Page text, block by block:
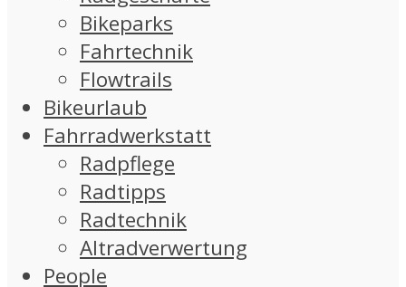
Bikeparks
Fahrtechnik
Flowtrails
Bikeurlaub
Fahrradwerkstatt
Radpflege
Radtipps
Radtechnik
Altradverwertung
People